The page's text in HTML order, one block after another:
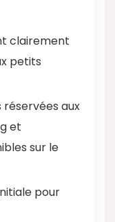
clairement
petits
aux
et
sur le
pour